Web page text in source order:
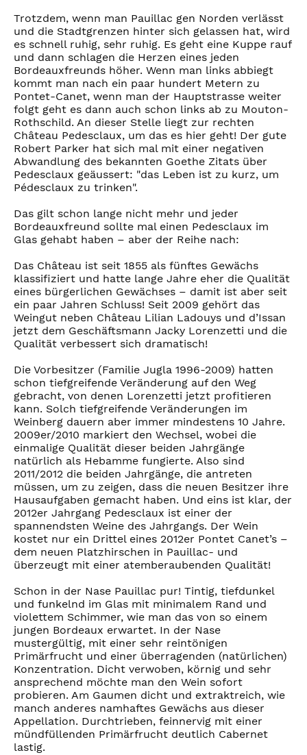
Trotzdem, wenn man Pauillac gen Norden verlässt
und die Stadtgrenzen hinter sich gelassen hat, wird
es schnell ruhig, sehr ruhig. Es geht eine Kuppe rauf
und dann schlagen die Herzen eines jeden
Bordeauxfreunds höher. Wenn man links abbiegt
kommt man nach ein paar hundert Metern zu
Pontet-Canet, wenn man der Hauptstrasse weiter
folgt geht es dann auch schon links ab zu Mouton-
Rothschild. An dieser Stelle liegt zur rechten
Château Pedesclaux, um das es hier geht! Der gute
Robert Parker hat sich mal mit einer negativen
Abwandlung des bekannten Goethe Zitats über
Pedesclaux geäussert: "das Leben ist zu kurz, um
Pédesclaux zu trinken".
Das gilt schon lange nicht mehr und jeder
Bordeauxfreund sollte mal einen Pedesclaux im
Glas gehabt haben – aber der Reihe nach:
Das Château ist seit 1855 als fünftes Gewächs
klassifiziert und hatte lange Jahre eher die Qualität
eines bürgerlichen Gewächses – damit ist aber seit
ein paar Jahren Schluss! Seit 2009 gehört das
Weingut neben Château Lilian Ladouys und d’Issan
jetzt dem Geschäftsmann Jacky Lorenzetti und die
Qualität verbessert sich dramatisch!
Die Vorbesitzer (Familie Jugla 1996-2009) hatten
schon tiefgreifende Veränderung auf den Weg
gebracht, von denen Lorenzetti jetzt profitieren
kann. Solch tiefgreifende Veränderungen im
Weinberg dauern aber immer mindestens 10 Jahre.
2009er/2010 markiert den Wechsel, wobei die
einmalige Qualität dieser beiden Jahrgänge
natürlich als Hebamme fungierte. Also sind
2011/2012 die beiden Jahrgänge, die antreten
müssen, um zu zeigen, dass die neuen Besitzer ihre
Hausaufgaben gemacht haben. Und eins ist klar, der
2012er Jahrgang Pedesclaux ist einer der
spannendsten Weine des Jahrgangs. Der Wein
kostet nur ein Drittel eines 2012er Pontet Canet’s –
dem neuen Platzhirschen in Pauillac- und
überzeugt mit einer atemberaubenden Qualität!
Schon in der Nase Pauillac pur! Tintig, tiefdunkel
und funkelnd im Glas mit minimalem Rand und
violettem Schimmer, wie man das von so einem
jungen Bordeaux erwartet. In der Nase
mustergültig, mit einer sehr reintönigen
Primärfrucht und einer überragenden (natürlichen)
Konzentration. Dicht verwoben, körnig und sehr
ansprechend möchte man den Wein sofort
probieren. Am Gaumen dicht und extraktreich, wie
manch anderes namhaftes Gewächs aus dieser
Appellation. Durchtrieben, feinnervig mit einer
mündfüllenden Primärfrucht deutlich Cabernet
lastig.